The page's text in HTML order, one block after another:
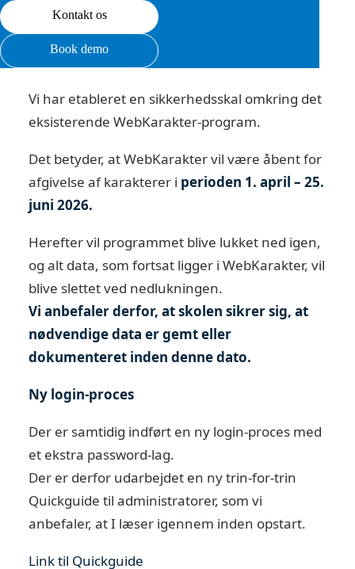
Kontakt os
Book demo
Vi har etableret en sikkerhedsskal omkring det
eksisterende WebKarakter-program.
Det betyder, at WebKarakter vil være åbent for
afgivelse af karakterer i perioden 1. april – 25.
juni 2026.
Herefter vil programmet blive lukket ned igen,
og alt data, som fortsat ligger i WebKarakter, vil
blive slettet ved nedlukningen.
Vi anbefaler derfor, at skolen sikrer sig, at
nødvendige data er gemt eller
dokumenteret inden denne dato.
Ny login-proces
Der er samtidig indført en ny login-proces med
et ekstra password-lag.
Der er derfor udarbejdet en ny trin-for-trin
Quickguide til administratorer, som vi
anbefaler, at I læser igennem inden opstart.
Link til Quickguide